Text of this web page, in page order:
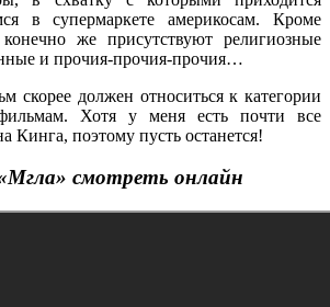
в супермаркете америкосам. Кроме
же присутствуют религиозные
и прочия-прочия-прочия…
скорее должен относиться к категории
Хотя у меня есть почти все
Кинга, поэтому пусть останется!
смотреть онлайн